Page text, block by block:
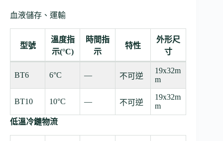
血液儲存、運輸
型號
溫度指
示(°C)
時間指
示
特性
外形尺
寸
BT6 6°C — 不可逆
19x32m
m
BT10 10°C — 不可逆
19x32m
m
低溫冷鏈物流